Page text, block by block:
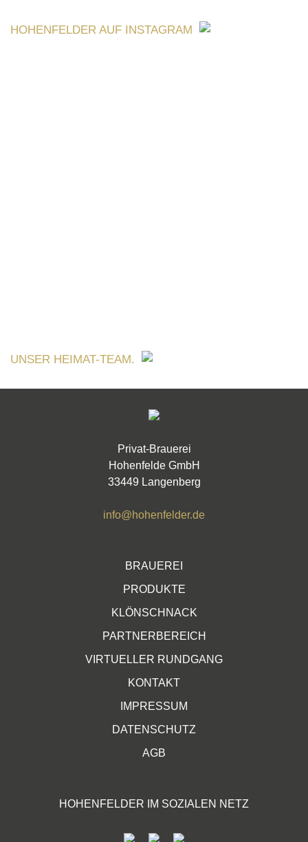
HOHENFELDER AUF INSTAGRAM
UNSER HEIMAT-TEAM.
Privat-Brauerei
Hohenfelde GmbH
33449 Langenberg
info@hohenfelder.de
BRAUEREI
PRODUKTE
KLÖNSCHNACK
PARTNERBEREICH
VIRTUELLER RUNDGANG
KONTAKT
IMPRESSUM
DATENSCHUTZ
AGB
HOHENFELDER IM SOZIALEN NETZ